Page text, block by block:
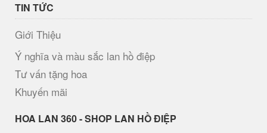
TIN TỨC
Giới Thiệu
Ý nghĩa và màu sắc lan hồ điệp
Tư vấn tặng hoa
Khuyến mãi
H​OA LAN 360 - SHOP LAN HỒ ĐIỆP